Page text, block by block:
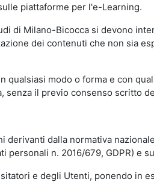
piattaforme per l'e-Learning.
di Milano-Bicocca si devono
dei contenuti che non sia
modo o forma e con
senza il previo consenso scritto
dalla normativa
n. 2016/679, GDPR) e
e degli Utenti, ponendo